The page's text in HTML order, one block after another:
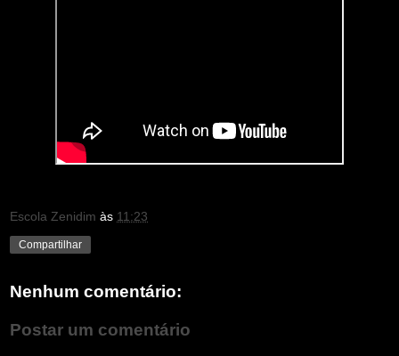
Escola Zenidim às 11:23
Compartilhar
Nenhum comentário:
Postar um comentário